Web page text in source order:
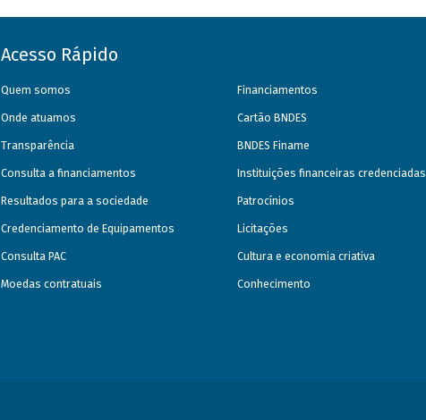
Acesso Rápido
Quem somos
Onde atuamos
Transparência
Consulta a financiamentos
Resultados para a sociedade
Credenciamento de Equipamentos
Consulta PAC
Moedas contratuais
Financiamentos
Cartão BNDES
BNDES Finame
Instituições financeiras credenciadas
Patrocínios
Licitações
Cultura e economia criativa
Conhecimento